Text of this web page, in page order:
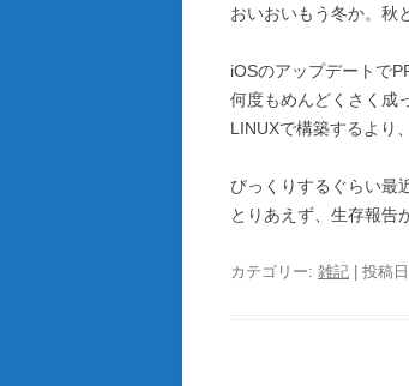
おいおいもう冬か。秋
iOSのアップデートで
何度もめんどくさく成
LINUXで構築するより
びっくりするぐらい最
とりあえず、生存報告
カテゴリー: 雑記 | 投稿